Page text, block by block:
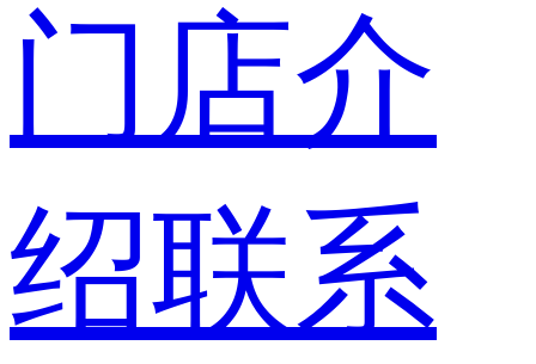
门店介
绍联系